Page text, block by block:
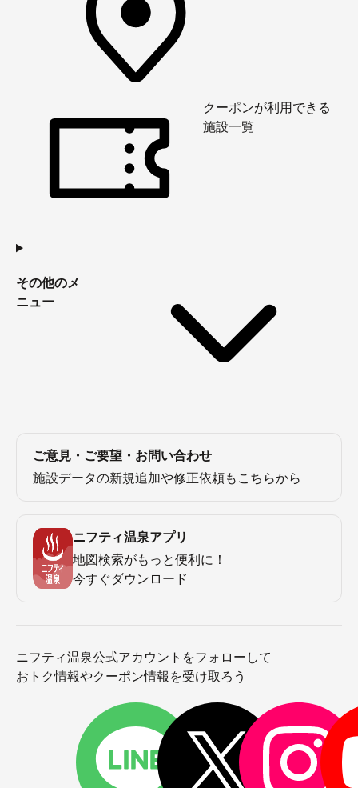
クーポンが利用できる
施設一覧
その他のメ
ニュー
ご意見・ご要望・お問い合わせ
施設データの新規追加や修正依頼もこちらから
ニフティ温泉アプリ
地図検索がもっと便利に！
今すぐダウンロード
ニフティ温泉公式アカウントをフォローして
おトク情報やクーポン情報を受け取ろう